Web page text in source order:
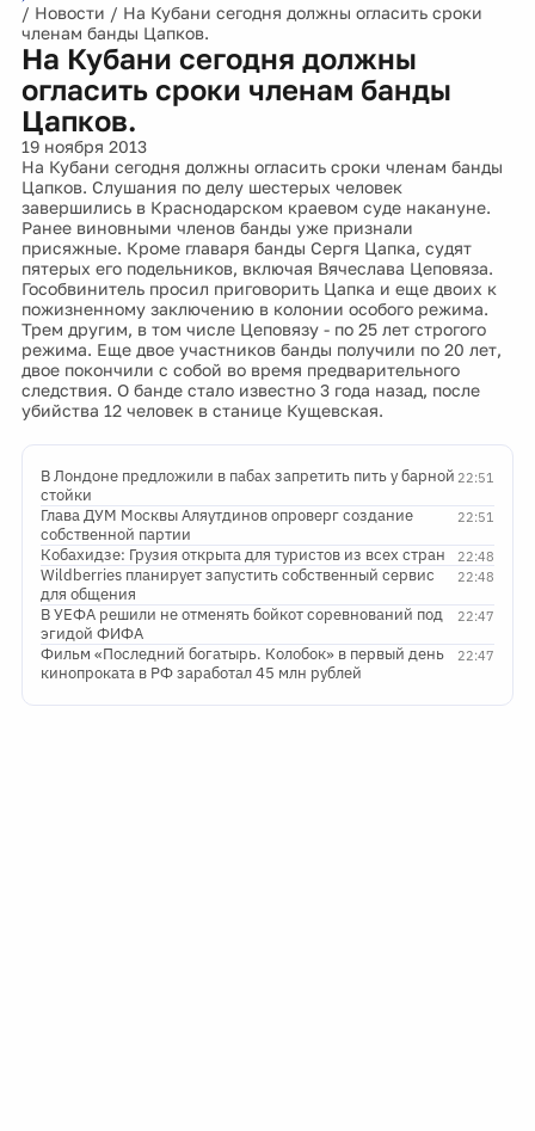
/ Новости / На Кубани сегодня должны огласить сроки
членам банды Цапков.
На Кубани сегодня должны
огласить сроки членам банды
Цапков.
19 ноября 2013
На Кубани сегодня должны огласить сроки членам банды
Цапков. Слушания по делу шестерых человек
завершились в Краснодарском краевом суде накануне.
Ранее виновными членов банды уже признали
присяжные. Кроме главаря банды Сергя Цапка, судят
пятерых его подельников, включая Вячеслава Цеповяза.
Гособвинитель просил приговорить Цапка и еще двоих к
пожизненному заключению в колонии особого режима.
Трем другим, в том числе Цеповязу - по 25 лет строгого
режима. Еще двое участников банды получили по 20 лет,
двое покончили с собой во время предварительного
следствия. О банде стало известно 3 года назад, после
убийства 12 человек в станице Кущевская.
22:51
В Лондоне предложили в пабах запретить пить у барной
стойки
22:51
Глава ДУМ Москвы Аляутдинов опроверг создание
собственной партии
22:48
Кобахидзе: Грузия открыта для туристов из всех стран
22:48
Wildberries планирует запустить собственный сервис
для общения
22:47
В УЕФА решили не отменять бойкот соревнований под
эгидой ФИФА
22:47
Фильм «Последний богатырь. Колобок» в первый день
кинопроката в РФ заработал 45 млн рублей